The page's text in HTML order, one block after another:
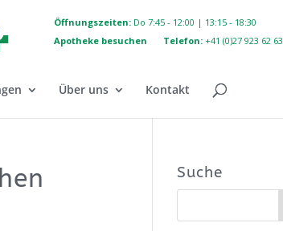
Über uns Kontakt
Öffnungszeiten:Do 7:45 - 12:00 | 13:15 - 18:30
Apotheke besuchen
Telefon:+41 (0)27 923 62 63
Suche